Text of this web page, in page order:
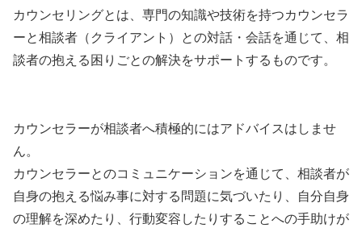
カウンセリングとは、専門の知識や技術を持つカウンセラ
ーと相談者（クライアント）との対話・会話を通じて、相
談者の抱える困りごとの解決をサポートするものです。
カウンセラーが相談者へ積極的にはアドバイスはしませ
ん。
カウンセラーとのコミュニケーションを通じて、相談者が
自身の抱える悩み事に対する問題に気づいたり、自分自身
の理解を深めたり、行動変容したりすることへの手助けが